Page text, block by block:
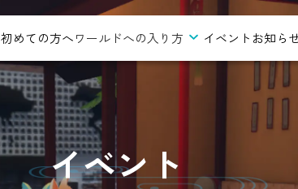
初めての方へワールドへの入り方 イベント お知ら
イベント